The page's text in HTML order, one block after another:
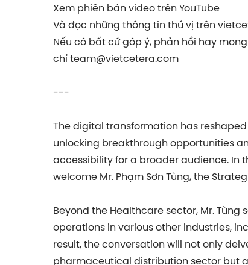
Xem phiên bản video trên YouTube
Và đọc những thông tin thú vị trên
Nếu có bất cứ góp ý, phản hồi hay
chỉteam@vietcetera.com
---
The digital transformation has
unlocking breakthrough opportunities
accessibility for a broader audience. In
welcome Mr. Phạm Sơn Tùng, the
Beyond the Healthcare sector, Mr. Tùng
operations in various other industries,
result, the conversation will not only
pharmaceutical distribution sector but